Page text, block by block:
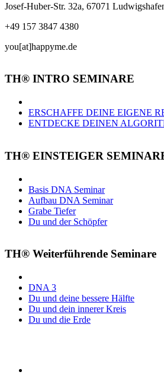
Josef-Huber-Str. 32a, 67071
+49 157 3847 4380
you[at]happyme.de
TH® INTRO SEMINARE
ERSCHAFFE DEINE EIGENE
ENTDECKE DEINEN
TH® EINSTEIGER
Basis DNA Seminar
Aufbau DNA Seminar
Grabe Tiefer
Du und der Schöpfer
TH® Weiterführende Seminare
DNA 3
Du und deine bessere Hälfte
Du und dein innerer Kreis
Du und die Erde